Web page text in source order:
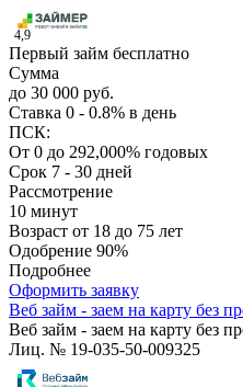
4,9
Первый займ бесплатно
Сумма
до 30 000 руб.
Ставка 0 - 0.8% в день
ПСК:
От 0 до 292,000% годовых
Срок 7 - 30 дней
Рассмотрение
10 минут
Возраст от 18 до 75 лет
Одобрение 90%
Подробнее
Оформить заявку
Веб займ - заем на карту без
Веб займ - заем на карту без
Лиц. № 19-035-50-009325